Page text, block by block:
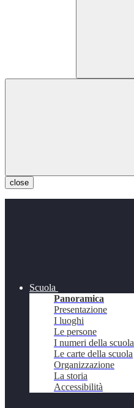
close
Scuola
Panoramica
Presentazione
I luoghi
Le persone
I numeri della scuola
Le carte della scuola
Organizzazione
La storia
Accessibilità